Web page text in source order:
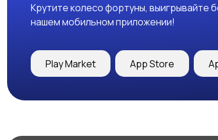
Крутите колесо фортуны, выигрывайте
нашем мобильном приложении!
Play Market App Store